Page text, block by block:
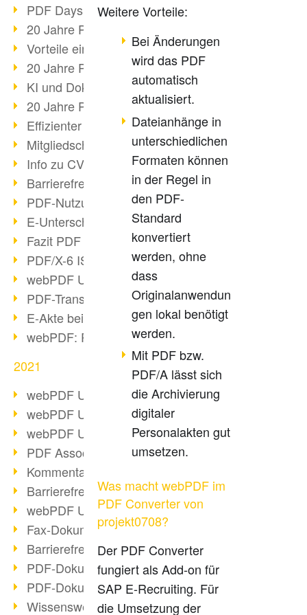
PDF Days Europe 2022
20 Jahre PDF/X (Teil 3)
Vorteile einer PDF-Businesslösung
20 Jahre PDF/X (Teil 2)
KI und Dokumenten-Management
20 Jahre PDF/X (Teil 1)
Effizienter Dokumenten Workflow
Mitgliedschaft PDF Association
Info zu CVE-2022-22965
Barrierefreiheit mehr als Inklusion
PDF-Nutzung durch Pandemie
E-Unterschriften für Verwaltung
Fazit PDF Days 2021
PDF/X-6 ISO-Norm
webPDF Update 8.0.0.2393
PDF-Transparenz beim PDF-Format
E-Akte bei Behörden
webPDF: PDF-Anhänge verwalten
2021
webPDF Update 8.0.0.2376
webPDF Update 8.0.0.2374
webPDF Update 8.0.0.2372
PDF Association 2021 Entwicklungen
Kommentare im PDF einfügen
Barrierefreie PDF-Dokumente (3/3)
webPDF Update 8.0.0.2338
Fax-Dokumente in Workflow
Barrierefreie PDF-Dokumente (2/3)
PDF-Dokumente mit OCR optimieren
PDF-Dokumente barrierefrei?
Wissenswertes über E-Signatur
Weitere Vorteile:
Bei Änderungen
wird das PDF
automatisch
aktualisiert.
Dateianhänge in
unterschiedlichen
Formaten können
in der Regel in
den PDF-
Standard
konvertiert
werden, ohne
dass
Originalanwendun
gen lokal benötigt
werden.
Mit PDF bzw.
PDF/A lässt sich
die Archivierung
digitaler
Personalakten gut
umsetzen.
Was macht webPDF im
PDF Converter von
projekt0708?
Der PDF Converter
fungiert als Add-on für
SAP E-Recruiting. Für
die Umsetzung der